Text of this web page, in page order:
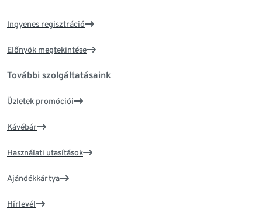
Ingyenes regisztráció
Előnyök megtekintése
További szolgáltatásaink
Üzletek promóciói
Kávébár
Használati utasítások
Ajándékkártya
Hírlevél